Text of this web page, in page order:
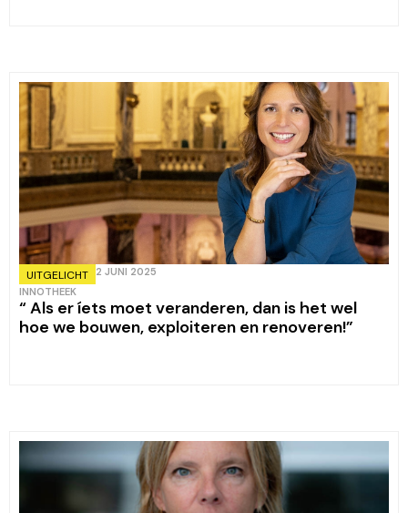
UITGELICHT
2 JUNI 2025
INNOTHEEK
“ Als er íets moet veranderen, dan is het wel
hoe we bouwen, exploiteren en renoveren!”